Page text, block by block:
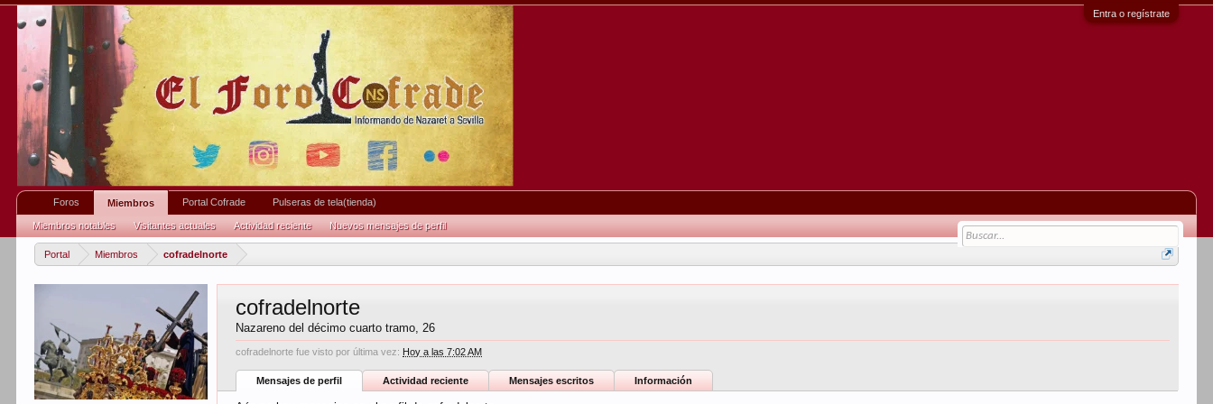
Entra o regístrate
Portal Miembros cofradelnorte
cofradelnorte
Nazareno del décimo cuarto tramo, 26
cofradelnorte fue visto por última vez: Hoy a las 7:02 AM
Mensajes de perfil Actividad reciente Mensajes escritos Información
Foros Miembros
Miembros notables Visitantes actuales Actividad reciente Nuevos mensajes de perfil
Portal Cofrade Pulseras de tela(tienda)